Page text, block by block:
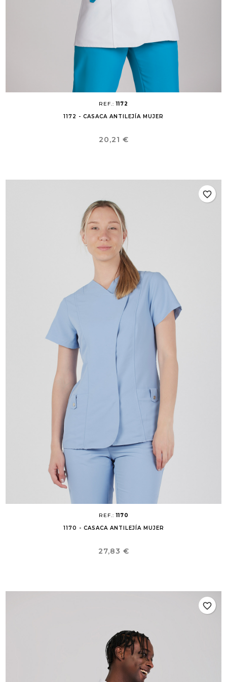
REF.:1172
1172 - CASACA ANTILEJÍA MUJER
Precio
20,21 €
REF.:1170
1170 - CASACA ANTILEJÍA MUJER
Precio
27,83 €
favorite_border
favorite_border